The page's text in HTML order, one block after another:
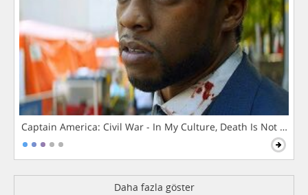
Captain America: Civil War - In My Culture, Death Is Not The
Daha fazla göster